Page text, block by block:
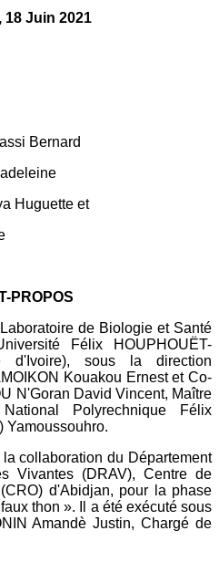
Juin 2021
Bernard
Huguette et
PROPOS
de Biologie et Santé
Félix HOUPHOUËT-
d'Ivoire), sous la direction
Kouakou Ernest et Co-
N'Goran David Vincent, Maître
Polyrechnique Félix
Yamoussouhro.
collaboration du Département
Vivantes (DRAV), Centre de
d'Abidjan, pour la phase
thon ». Il a été exécuté sous
Amandè Justin, Chargé de